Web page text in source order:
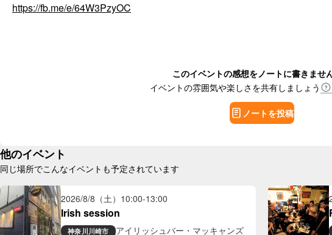
https://fb.me/e/64W3PzyOC
このイベントの感想をノートに書きませ
イベントの雰囲気や楽しさを共有しましょう
ノートを投稿
他のイベント
同じ場所でこんなイベントも予定されています
2026/8/8（土） 10:00-13:00
Irish session
神奈川川崎市 アイリッシュバー・マッキャンズ